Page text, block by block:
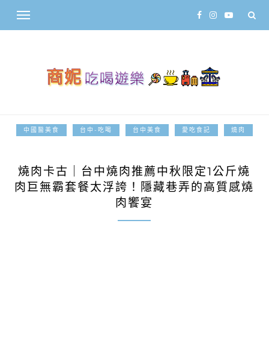
中國醫美食 台中-吃喝 台中美食 愛吃食記 燒肉
燒肉卡古｜台中燒肉推薦中秋限定1公斤燒
肉巨無霸套餐太浮誇！隱藏巷弄的高質感燒
肉饗宴